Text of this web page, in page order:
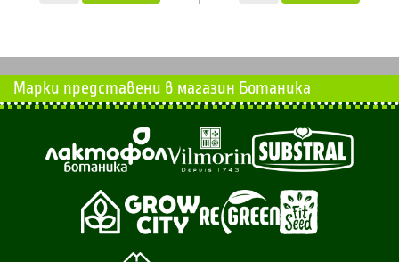
Марки представени в магазин Ботаника